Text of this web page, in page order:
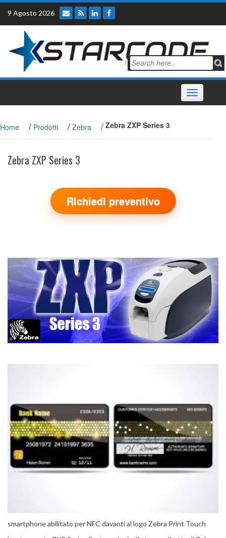
Skip
content
9 Agosto 2026
Toggle
navigation
Home / Prodotti / Zebra / Zebra ZXP Series 3
Zebra ZXP Series 3
Richiedi preventivo
smartphone abilitato per NFC davanti al logo Zebra Print Touch